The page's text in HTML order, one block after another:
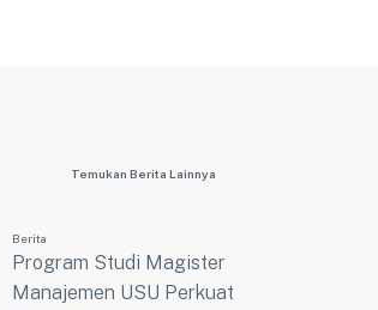
Temukan Berita Lainnya
Berita
Program Studi Magister
Manajemen USU Perkuat